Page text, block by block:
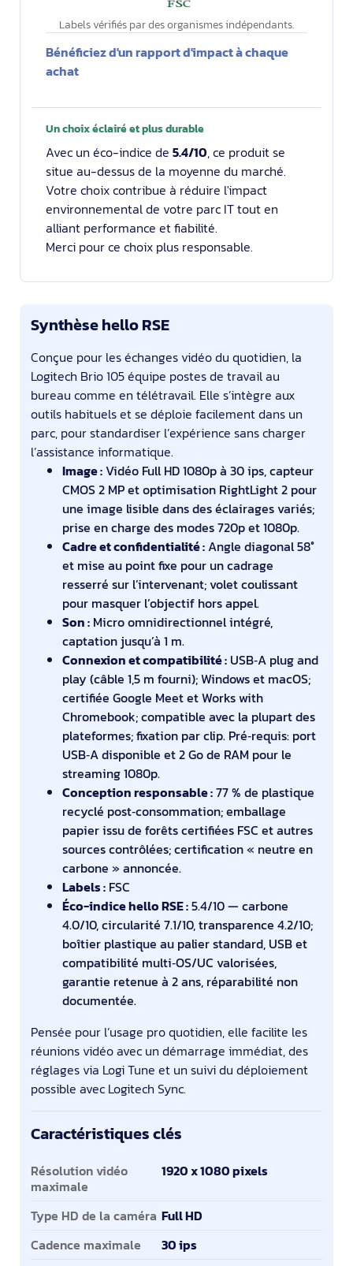
Labels vérifiés par des organismes indépendants.
Bénéficiez d'un rapport d'impact à chaque
achat
Un choix éclairé et plus durable
Avec un éco-indice de 5.4/10, ce produit se
situe au-dessus de la moyenne du marché.
Votre choix contribue à réduire l'impact
environnemental de votre parc IT tout en
alliant performance et fiabilité.
Merci pour ce choix plus responsable.
Synthèse hello RSE
Conçue pour les échanges vidéo du quotidien, la
Logitech Brio 105 équipe postes de travail au
bureau comme en télétravail. Elle s’intègre aux
outils habituels et se déploie facilement dans un
parc, pour standardiser l’expérience sans charger
l’assistance informatique.
Image :Vidéo Full HD 1080p à 30 ips, capteur
CMOS 2 MP et optimisation RightLight 2 pour
une image lisible dans des éclairages variés;
prise en charge des modes 720p et 1080p.
Cadre et confidentialité :Angle diagonal 58°
et mise au point fixe pour un cadrage
resserré sur l’intervenant; volet coulissant
pour masquer l’objectif hors appel.
Son : Micro omnidirectionnel intégré,
captation jusqu’à 1 m.
Connexion et compatibilité : USB‑A plug and
play (câble 1,5 m fourni); Windows et macOS;
certifiée Google Meet et Works with
Chromebook; compatible avec la plupart des
plateformes; fixation par clip. Pré‑requis: port
USB‑A disponible et 2 Go de RAM pour le
streaming 1080p.
Conception responsable :77 % de plastique
recyclé post‑consommation; emballage
papier issu de forêts certifiées FSC et autres
sources contrôlées; certification « neutre en
carbone » annoncée.
Labels : FSC
Éco-indice hello RSE :5.4/10 — carbone
4.0/10, circularité 7.1/10, transparence 4.2/10;
boîtier plastique au palier standard, USB et
compatibilité multi‑OS/UC valorisées,
garantie retenue à 2 ans, réparabilité non
documentée.
Pensée pour l’usage pro quotidien, elle facilite les
réunions vidéo avec un démarrage immédiat, des
réglages via Logi Tune et un suivi du déploiement
possible avec Logitech Sync.
Caractéristiques clés
Caractéristiques clés
Résolution vidéo
maximale
1920 x 1080 pixels
Type HD de la caméra Full HD
Cadence maximale
30 ips